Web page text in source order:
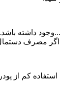
داشته
اگر مصرف
کم از